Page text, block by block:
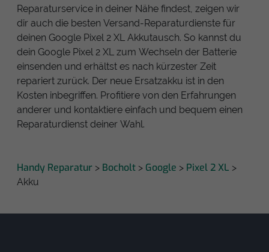
Reparaturservice in deiner Nähe findest, zeigen wir
dir auch die besten Versand-Reparaturdienste für
deinen Google Pixel 2 XL Akkutausch. So kannst du
dein Google Pixel 2 XL zum Wechseln der Batterie
einsenden und erhältst es nach kürzester Zeit
repariert zurück. Der neue Ersatzakku ist in den
Kosten inbegriffen. Profitiere von den Erfahrungen
anderer und kontaktiere einfach und bequem einen
Reparaturdienst deiner Wahl.
Handy Reparatur > Bocholt > Google > Pixel 2 XL >
Akku